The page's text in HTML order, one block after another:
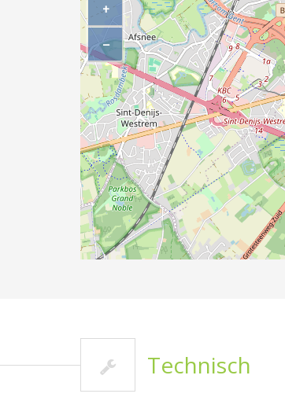
+
−
Technisch